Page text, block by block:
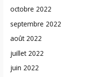
octobre 2022
septembre 2022
août 2022
juillet 2022
juin 2022